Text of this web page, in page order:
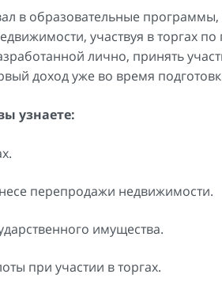
в образовательные
участвуя в торгах
лично, принять
доход уже во время
узнаете:
перепродажи недвижимости.
имущества.
при участии в торгах.